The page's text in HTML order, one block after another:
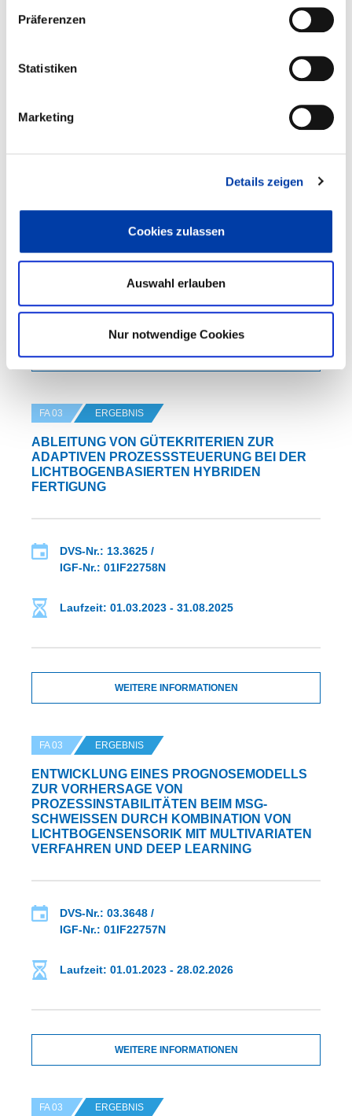
Präferenzen
Statistiken
Marketing
Details zeigen
Cookies zulassen
Auswahl erlauben
Nur notwendige Cookies
VERFAHREN ZUR OPTISCHEN BEWERTUNG
CHWEISSUNGEN IM DÜNNBLECHBEREICH
IGF-Nr.: 01IF23325N
WEITERE INFORMATIONEN
FA 03 ERGEBNIS
ABLEITUNG VON GÜTEKRITERIEN ZUR
ADAPTIVEN PROZESSSTEUERUNG BEI DER
LICHTBOGENBASIERTEN HYBRIDEN
FERTIGUNG
DVS-Nr.: 13.3625 /
IGF-Nr.: 01IF22758N
Laufzeit: 01.03.2023 - 31.08.2025
WEITERE INFORMATIONEN
FA 03 ERGEBNIS
ENTWICKLUNG EINES PROGNOSEMODELLS
ZUR VORHERSAGE VON
PROZESSINSTABILITÄTEN BEIM MSG-
SCHWEISSEN DURCH KOMBINATION VON L
ICHTBOGENSENSORIK MIT MULTIVARIATEN V
ERFAHREN UND DEEP LEARNING
DVS-Nr.: 03.3648 /
IGF-Nr.: 01IF22757N
Laufzeit: 01.01.2023 - 28.02.2026
WEITERE INFORMATIONEN
FA 03 ERGEBNIS